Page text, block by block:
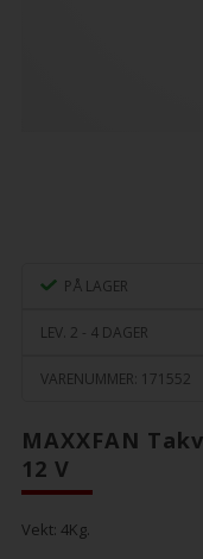
PÅ LAGER
LEV. 2 - 4 DAGER
VARENUMMER: 171552
MAXXFAN
12 V
Vekt: 4Kg.